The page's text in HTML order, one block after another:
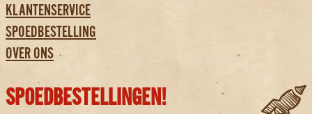
KLANTENSERVICE
SPOEDBESTELLING
OVER ONS
SPOEDBESTELLINGEN!